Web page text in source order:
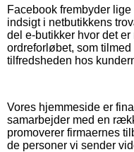
Facebook frembyder
indsigt i netbutikkens
del e-butikker hvor det
ordreforløbet, som
tilfredsheden hos
Vores hjemmeside er
samarbejder med en
promoverer firmaernes
de personer vi sender